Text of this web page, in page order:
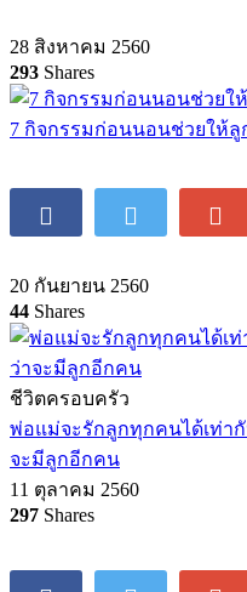
4 สิงหาคม 2560
12Shares
ทำไงดีถ้าลูกถนัดซ้าย เเล้วจ
28 สิงหาคม 2560
293Shares
7 กิจกรรมก่อนนอนช่วยให้
20 กันยายน 2560